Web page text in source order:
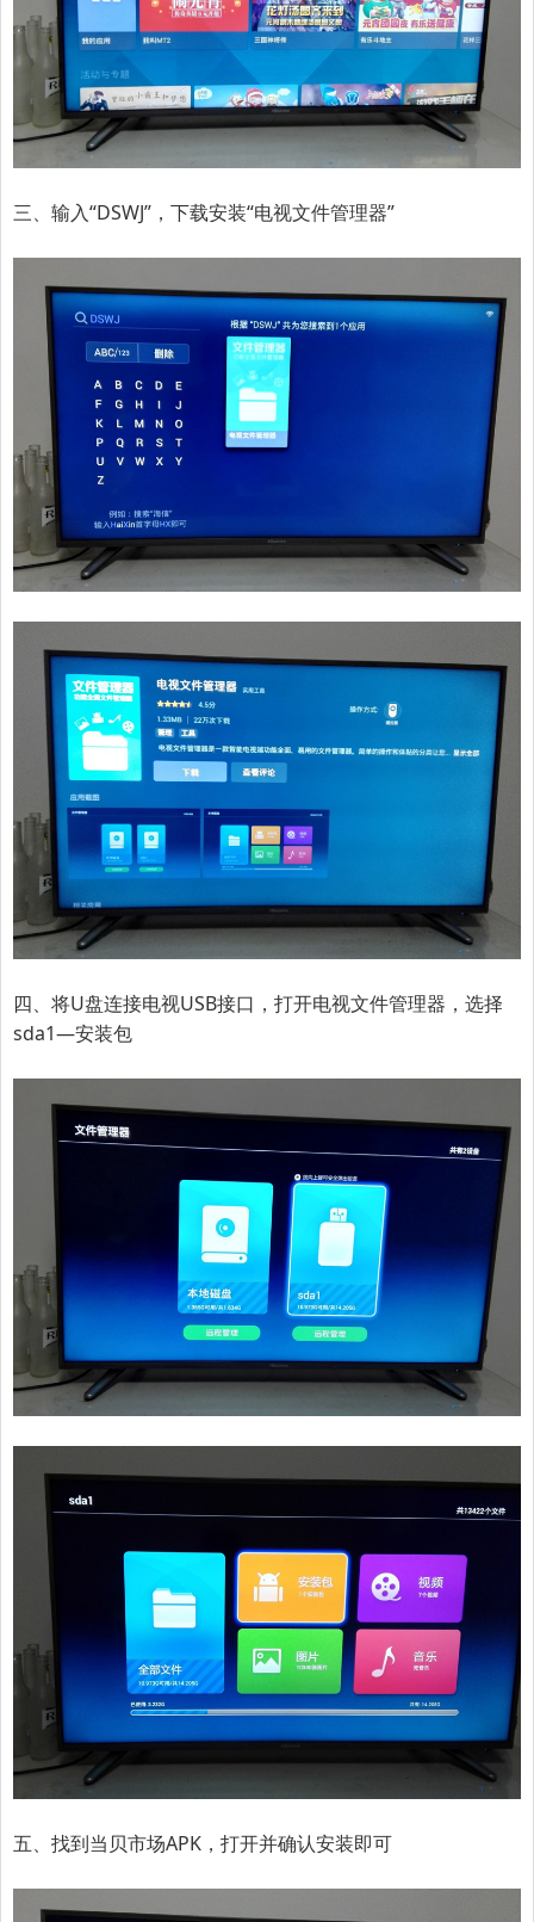
三、输入“DSWJ”，下载安装“电视文件管理器”
四、将U盘连接电视USB接口，打开电视文件管理器，选择
sda1—安装包
五、找到当贝市场APK，打开并确认安装即可